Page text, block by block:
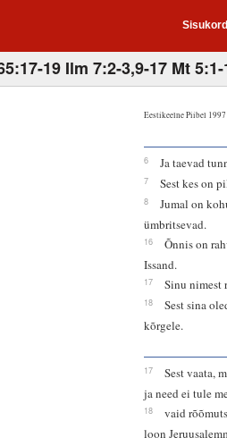
Sisukord
19 Ilm 7:2-3,9-17 Mt
Eestikeelne Piibel 1997
6 Ja taevad
7 Sest kes on
8
Jumal on
ümbritsevad.
16
Õnnis on
Issand.
17 Sinu nimest
18
Sest sina
kõrgele.
17
Sest vaata,
ja need ei tule
18
vaid
loon